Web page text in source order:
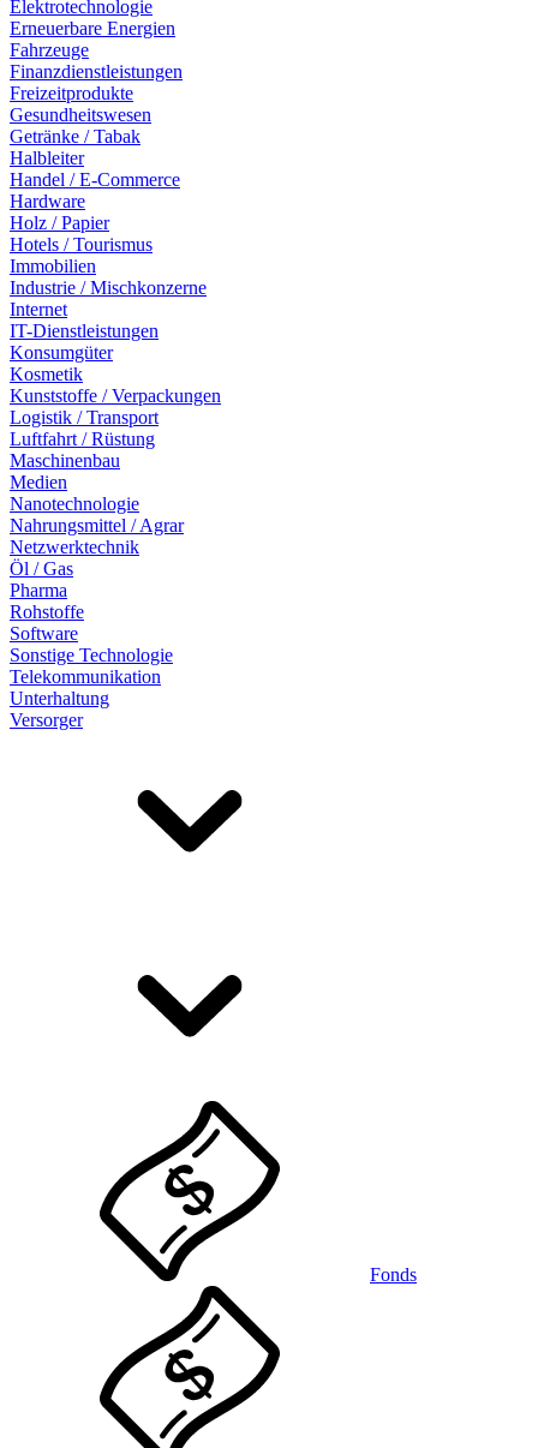
Elektrotechnologie
Erneuerbare Energien
Fahrzeuge
Finanzdienstleistungen
Freizeitprodukte
Gesundheitswesen
Getränke / Tabak
Halbleiter
Handel / E-Commerce
Hardware
Holz / Papier
Hotels / Tourismus
Immobilien
Industrie / Mischkonzerne
Internet
IT-Dienstleistungen
Konsumgüter
Kosmetik
Kunststoffe / Verpackungen
Logistik / Transport
Luftfahrt / Rüstung
Maschinenbau
Medien
Nanotechnologie
Nahrungsmittel / Agrar
Netzwerktechnik
Öl / Gas
Pharma
Rohstoffe
Software
Sonstige Technologie
Telekommunikation
Unterhaltung
Versorger
Fonds